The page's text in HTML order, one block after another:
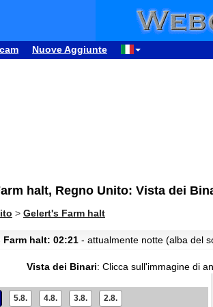
Nuove Aggiunte
halt, Regno Unito: Vista dei
> Gelert's Farm halt
halt: 02:21 - attualmente notte (alba del
Vista dei Binari: Clicca sull'immagine di
5.8. 4.8. 3.8. 2.8.
02:53
03:53